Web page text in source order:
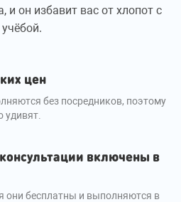
и он избавит вас от хлопот с
учёбой.
цен
без посредников, поэтому
удивят.
включены в
они бесплатны и выполняются в